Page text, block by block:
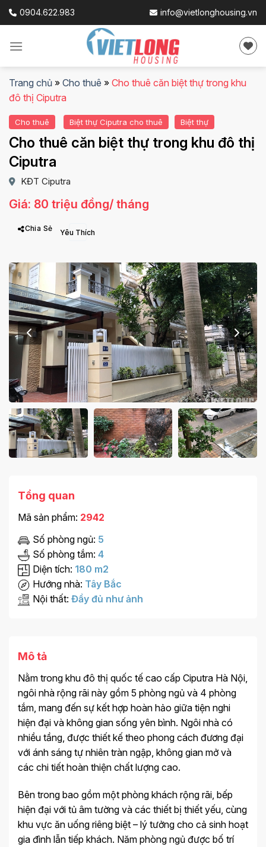
Skip
0904.622.983 info@vietlonghousing.vn
Trang chủ » Cho thuê » Cho thuê căn biệt thự trong khu
đô thị Ciputra
Cho thuê Biệt thự Ciputra cho thuê Biệt thự
Cho thuê căn biệt thự trong khu đô thị
Ciputra
KĐT Ciputra
Giá: 80 triệu đồng/ tháng
Chia Sẻ
Tổng quan
Mã sản phẩm: 2942
Số phòng ngủ: 5
Số phòng tắm: 4
Diện tích: 180 m2
Hướng nhà: Tây Bắc
Nội thất: Đầy đủ như ảnh
Mô tả
Nằm trong khu đô thị quốc tế cao cấp Ciputra Hà Nội,
ngôi nhà rộng rãi này gồm 5 phòng ngủ và 4 phòng
tắm, mang đến sự kết hợp hoàn hảo giữa tiện nghi
hiện đại và không gian sống yên bình. Ngôi nhà có
nhiều tầng, được thiết kế theo phong cách đương đại
với ánh sáng tự nhiên tràn ngập, không gian mở và
các chi tiết hoàn thiện chất lượng cao.
Bên trong bao gồm một phòng khách rộng rãi, bếp
hiện đại với tủ âm tường và các thiết bị thiết yếu, cùng
khu vực ăn uống riêng biệt – lý tưởng cho cả sinh hoạt
gia đình lẫn tiếp khách. Năm phòng ngủ được bố trí